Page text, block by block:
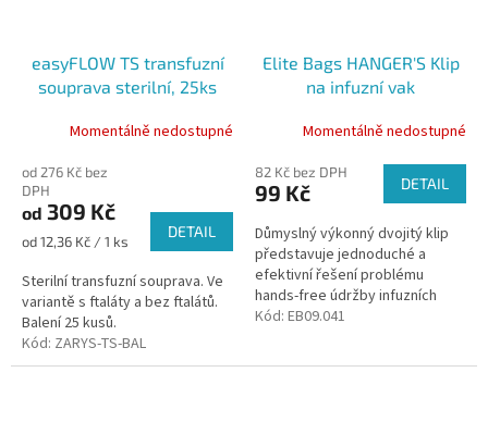
easyFLOW TS transfuzní
souprava sterilní, 25ks
Momentálně nedostupné
od 276 Kč bez
DPH
od 309 Kč
Měrná
od 12,36 Kč / 1 ks
DETAIL
Sterilní transfuzní souprava. Ve
variantě s ftaláty a bez ftalátů.
Balení 25 kusů.
Kód: ZARYS-TS-BAL
Elite Bags HANGER'S Klip
na infuzní vak
Momentálně nedostupné
82 Kč bez DPH
99 Kč DETAIL
Důmyslný výkonný dvojitý klip
představuje jednoduché a
efektivní řešení problému
hands-free údržby infuzních
vaků.
Kód: EB09.041